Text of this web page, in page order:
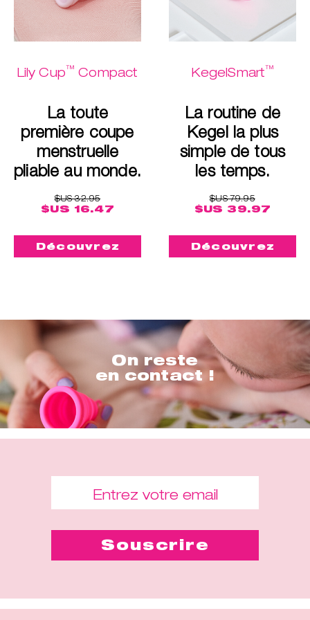
Lily Cup™ Compact
La toute
première coupe
menstruelle
pliable au monde.
$US 32.95
$US 16.47
Découvrez
KegelSmart™
La routine de
Kegel la plus
simple de tous
les temps.
$US 79.95
$US 39.97
Découvrez
On reste
en contact !